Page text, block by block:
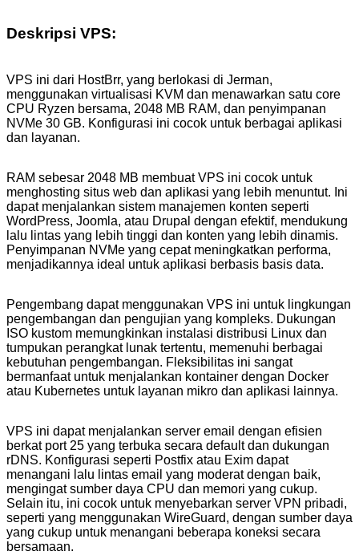
Deskripsi VPS:
VPS ini dari HostBrr, yang berlokasi di Jerman,
menggunakan virtualisasi KVM dan menawarkan satu core
CPU Ryzen bersama, 2048 MB RAM, dan penyimpanan
NVMe 30 GB. Konfigurasi ini cocok untuk berbagai aplikasi
dan layanan.
RAM sebesar 2048 MB membuat VPS ini cocok untuk
menghosting situs web dan aplikasi yang lebih menuntut. Ini
dapat menjalankan sistem manajemen konten seperti
WordPress, Joomla, atau Drupal dengan efektif, mendukung
lalu lintas yang lebih tinggi dan konten yang lebih dinamis.
Penyimpanan NVMe yang cepat meningkatkan performa,
menjadikannya ideal untuk aplikasi berbasis basis data.
Pengembang dapat menggunakan VPS ini untuk lingkungan
pengembangan dan pengujian yang kompleks. Dukungan
ISO kustom memungkinkan instalasi distribusi Linux dan
tumpukan perangkat lunak tertentu, memenuhi berbagai
kebutuhan pengembangan. Fleksibilitas ini sangat
bermanfaat untuk menjalankan kontainer dengan Docker
atau Kubernetes untuk layanan mikro dan aplikasi lainnya.
VPS ini dapat menjalankan server email dengan efisien
berkat port 25 yang terbuka secara default dan dukungan
rDNS. Konfigurasi seperti Postfix atau Exim dapat
menangani lalu lintas email yang moderat dengan baik,
mengingat sumber daya CPU dan memori yang cukup.
Selain itu, ini cocok untuk menyebarkan server VPN pribadi,
seperti yang menggunakan WireGuard, dengan sumber daya
yang cukup untuk menangani beberapa koneksi secara
bersamaan.